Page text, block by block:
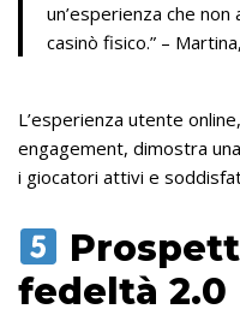
un’esperienza che
casinò fisico.” –
L’esperienza utente
engagement, dimostra
i giocatori attivi e
fedeltà 2.0